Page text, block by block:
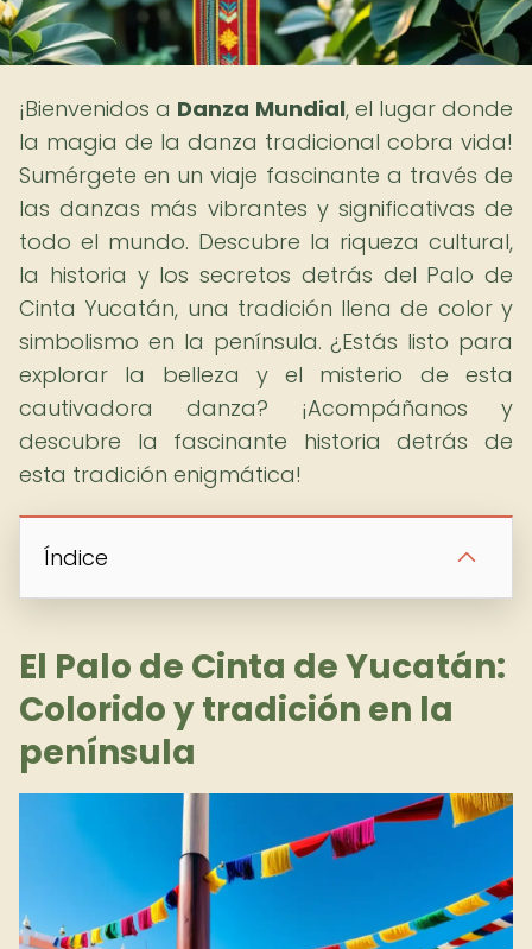
¡Bienvenidos a Danza Mundial, el lugar donde
la magia de la danza tradicional cobra vida!
Sumérgete en un viaje fascinante a través de
las danzas más vibrantes y significativas de
todo el mundo. Descubre la riqueza cultural,
la historia y los secretos detrás del Palo de
Cinta Yucatán, una tradición llena de color y
simbolismo en la península. ¿Estás listo para
explorar la belleza y el misterio de esta
cautivadora danza? ¡Acompáñanos y
descubre la fascinante historia detrás de
esta tradición enigmática!
Índice
El Palo de Cinta de Yucatán:
Colorido y tradición en la
península